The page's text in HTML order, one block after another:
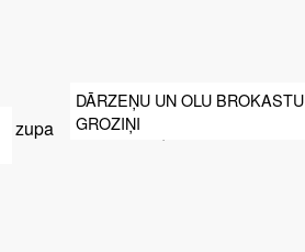
DĀRZEŅU UN OLU BROKASTU
GROZIŅI